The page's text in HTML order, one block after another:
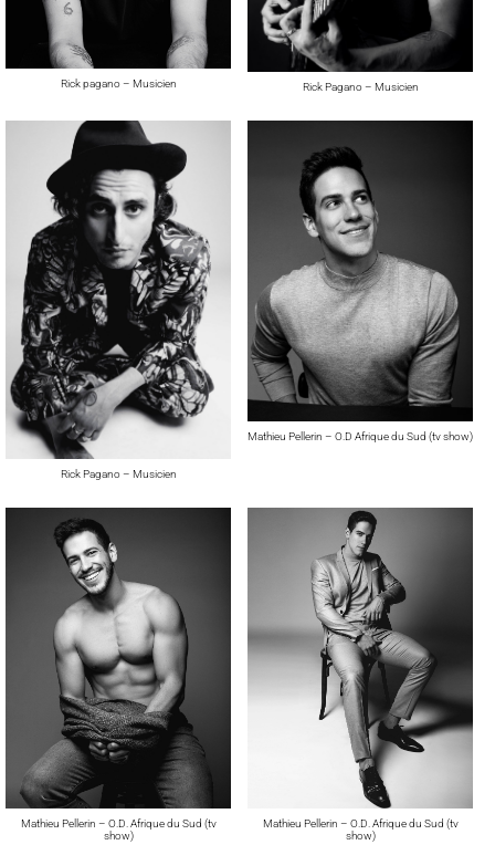
Rick pagano – Musicien Rick Pagano – Musicien
Rick Pagano – Musicien
Mathieu Pellerin – O.D Afrique du Sud (tv show)
Mathieu Pellerin – O.D. Afrique du Sud (tv
show)
Mathieu Pellerin – O.D. Afrique du Sud (tv
show)